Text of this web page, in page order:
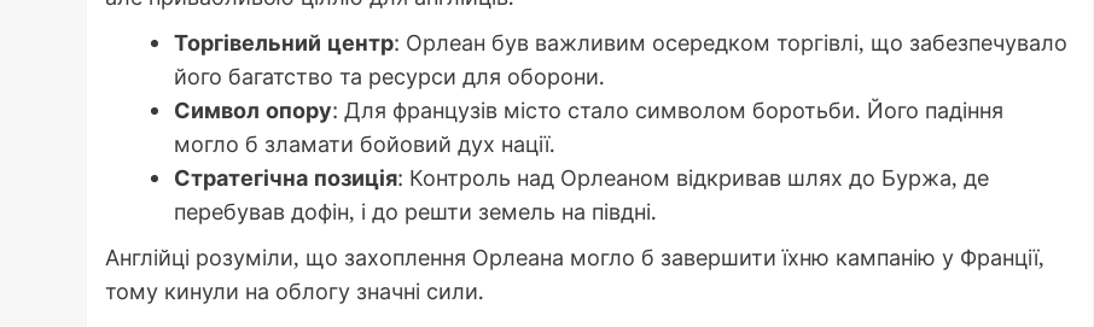
Торгівельний центр: Орлеан був важливим осередком торгівлі, що забезпечувало
його багатство та ресурси для оборони.
Символ опору: Для французів місто стало символом боротьби. Його падіння
могло б зламати бойовий дух нації.
Стратегічна позиція: Контроль над Орлеаном відкривав шлях до Буржа, де
перебував дофін, і до решти земель на півдні.
Англійці розуміли, що захоплення Орлеана могло б завершити їхню кампанію у Франції,
тому кинули на облогу значні сили.